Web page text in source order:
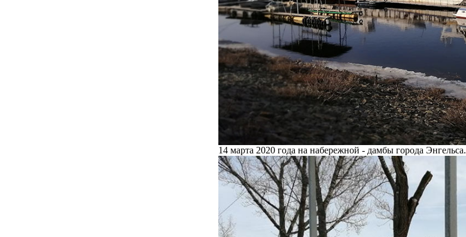
14 марта 2020 года на набережной - дамбы города Энгельса.